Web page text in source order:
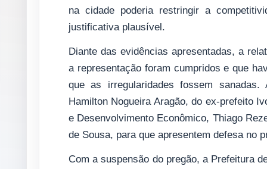
na cidade poderia restringir a
justificativa plausível.
Diante das evidências apresentadas, a
a representação foram cumpridos e que
que as irregularidades fossem
Hamilton Nogueira Aragão, do ex-prefeito
e Desenvolvimento Econômico, Thiago
de Sousa, para que apresentem defesa no
Com a suspensão do pregão, a Prefeitura